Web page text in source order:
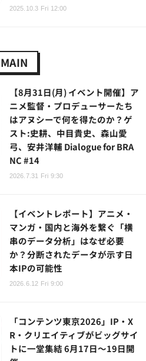
2025.10.3 Fri 12:00
MAIN
【8月31日(月) イベント開催】ア
ニメ監督・プロデューサーたち
はアヌシーで何を得たのか？ゲ
スト:史耕、中目貴史、森山愛
弓、安井洋輔 Dialogue for BRA
NC #14
2026.7.31 Fri 9:30
【イベントレポート】アニメ・
マンガ・国内と海外を繋ぐ「横
串のデータ分析」はなぜ必要
か？分断されたデータが示す日
本IPの可能性
2026.6.12 Fri 9:00
「コンテンツ東京2026」IP・X
R・クリエイティブがビッグサイ
トに一堂集結 6月17日～19日開